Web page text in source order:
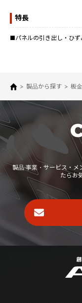
特長
■パネルの引き出し・ひず
> 製品から探す > 板
製品·事業・サービス・
たらお